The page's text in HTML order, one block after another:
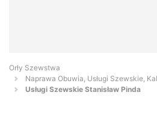
Orły Szewstwa
Naprawa Obuwia, Usługi Szewskie,
Usługi Szewskie Stanisław Pinda